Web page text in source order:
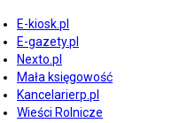
E-kiosk.pl
E-gazety.pl
Nexto.pl
Mała księgowość
Kancelarierp.pl
Wieści Rolnicze